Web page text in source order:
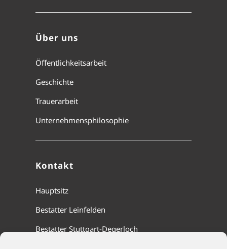
Über uns
Öffentlichkeitsarbeit
Geschichte
Trauerarbeit
Unternehmensphilosophie
Kontakt
Hauptsitz
Bestatter Leinfelden
Bestatter Stuttgart-Degerloch